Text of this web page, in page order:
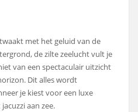
met het geluid van de
de zilte zeelucht vult je
van een spectaculair uitzicht
Dit alles wordt
je kiest voor een luxe
aan zee.